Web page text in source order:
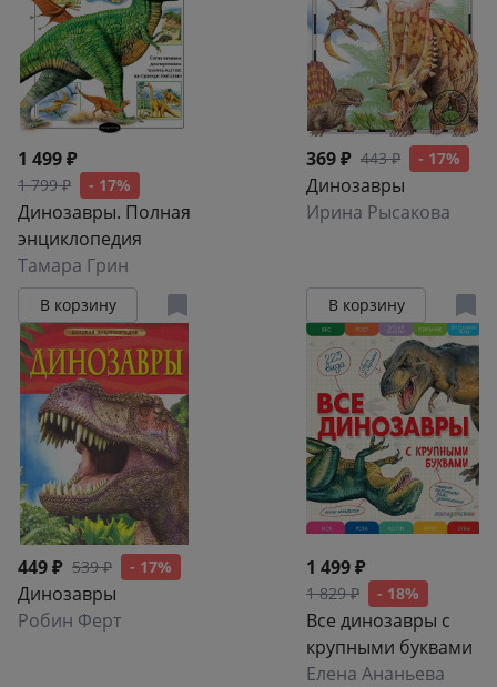
1 499 ₽
1 799 ₽ - 17%
Динозавры. Полная
энциклопедия
Тамара Грин
В корзину
369 ₽ 443 ₽ - 17%
Динозавры
Ирина Рысакова
В корзину
449 ₽ 539 ₽ - 17%
Динозавры
Робин Ферт
1 499 ₽
1 829 ₽ - 18%
Все динозавры с
крупными буквами
Елена Ананьева